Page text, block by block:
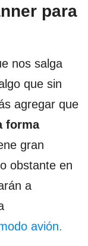
para
nos salga
que sin
agregar que
forma
gran
obstante en
a
avión.